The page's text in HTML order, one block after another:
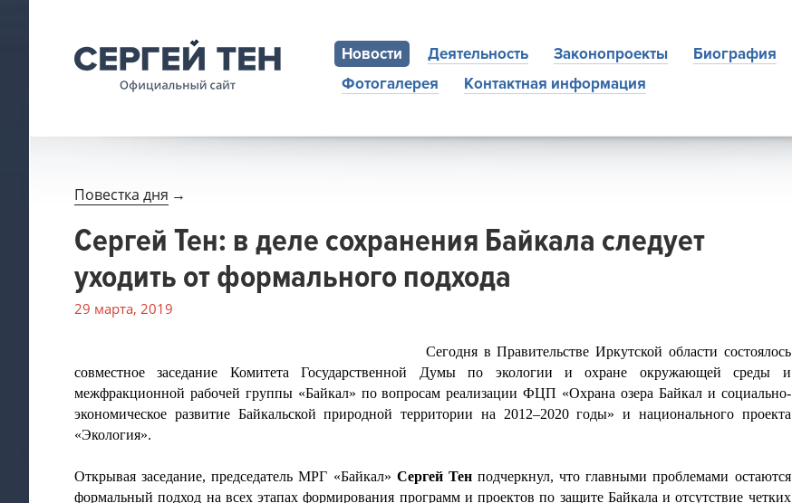
Новости Деятельность Законопроекты Биография
Фотогалерея
Контактная информация
Повестка дня →
Сергей Тен: в деле сохранения Байкала следует
уходить от формального подхода
29 марта, 2019
Сегодня в Правительстве Иркутской области состоялось
совместное заседание Комитета Государственной Думы по экологии и охране окружающей среды и
межфракционной рабочей группы «Байкал» по вопросам реализации ФЦП «Охрана озера Байкал и социально-
экономическое развитие Байкальской природной территории на 2012–2020 годы» и национального проекта
«Экология».
Открывая заседание, председатель МРГ «Байкал» Сергей Тенподчеркнул, что главными проблемами остаются
формальный подход на всех этапах формирования программ и проектов по защите Байкала и отсутствие четких